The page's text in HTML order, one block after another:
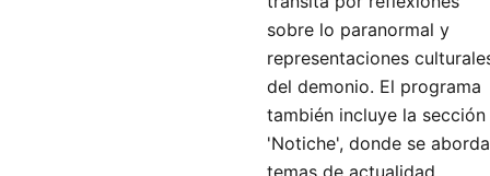
todos y una opinión sobre
sobre lo paranormal y
representaciones
del demonio. El programa
también incluye la sección
'Notiche', donde se
temas de actualidad